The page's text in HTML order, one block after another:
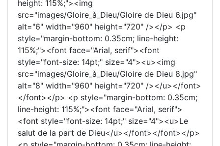
height: 115%;"><img
src="images/Gloire_à_Dieu/Gloire de Dieu 6.jpg"
alt="6" width="960" height="720" /></p> <p
style="margin-bottom: 0.35cm; line-height:
115%;"><font face="Arial, serif"><font
style="font-size: 14pt;" size="4"><u><img
src="images/Gloire_à_Dieu/Gloire de Dieu 8.jpg"
alt="8" width="960" height="720" /></u></font>
</font></p> <p style="margin-bottom: 0.35cm;
line-height: 115%;"><font face="Arial, serif">
<font style="font-size: 14pt;" size="4"><u>Le
salut de la part de Dieu</u></font></font></p>